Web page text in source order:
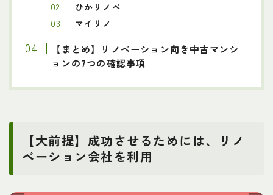
ひかリノベ
マイリノ
【まとめ】リノベーション向き中古マンシ
ョンの7つの確認事項
【大前提】成功させるためには、リノ
ベーション会社を利用